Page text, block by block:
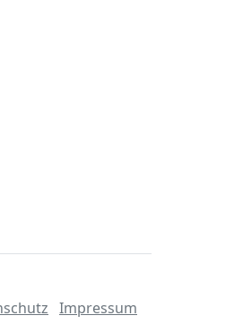
Impressum